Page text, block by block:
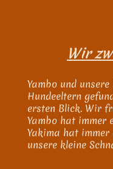
Wir
Yambo und
Hundeeltern
ersten Blick. Wir
Yambo hat immer
Yakima hat
unsere kleine